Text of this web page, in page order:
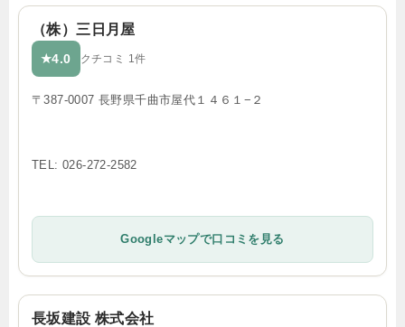
（株）三日月屋
★4.0 クチコミ 1件
〒387-0007 長野県千曲市屋代１４６１−２
TEL: 026-272-2582
Googleマップで口コミを見る
長坂建設 株式会社